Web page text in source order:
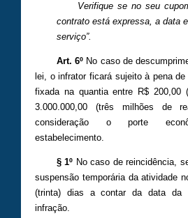
Verifique se no seu
contrato está expressa, a data
serviço”.
Art. 6º No caso de
lei, o infrator ficará sujeito à pena
fixada na quantia entre R$ 200,00
3.000.000,00 (três milhões de
consideração o porte
estabelecimento.
§ 1º No caso de reincidência,
suspensão temporária da atividade
(trinta) dias a contar da data da
infração.